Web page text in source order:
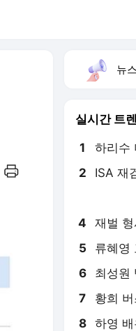
뉴
실시간 트
1 하리수
2 ISA 재
4 재벌
5 류혜영
6 최성원
7 황희
8 하영 배